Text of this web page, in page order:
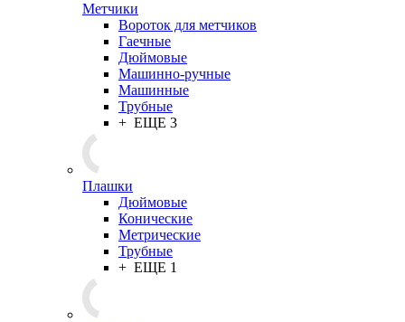
Метчики
Вороток для метчиков
Гаечные
Дюймовые
Машинно-ручные
Машинные
Трубные
+ ЕЩЕ 3
Плашки
Дюймовые
Конические
Метрические
Трубные
+ ЕЩЕ 1